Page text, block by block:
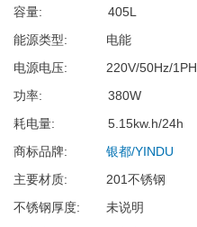
容量
405L
能源类型
电能
电源电压
220V/50Hz/1PH
功率
380W
耗电量
5.15kw.h/24h
商标品牌
银都/YINDU
主要材质
201不锈钢
不锈钢厚度
未说明